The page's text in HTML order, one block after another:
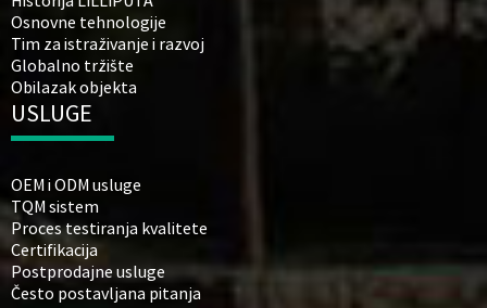
Osnovne tehnologije
Tim za istraživanje i razvoj
Globalno tržište
Obilazak objekta
USLUGE
OEM i ODM usluge
TQM sistem
Proces testiranja kvalitete
Certifikacija
Postprodajne usluge
Često postavljana pitanja